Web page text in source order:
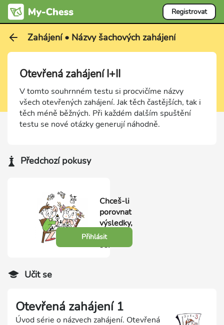
Registrovat
Zahájení • Názvy šachových zahájení
Otevřená zahájení I+II
V tomto souhrnném testu si procvičíme názvy
všech otevřených zahájení. Jak těch častějších, tak i
těch méně běžných. Při každém dalším spuštění
testu se nové otázky generují náhodně.
Předchozí pokusy
Chceš-li
porovnat
výsledky,
přihlas
se.
Přihlásit
Učit se
Otevřená zahájení 1
Úvod série o názvech zahájení. Otevřená